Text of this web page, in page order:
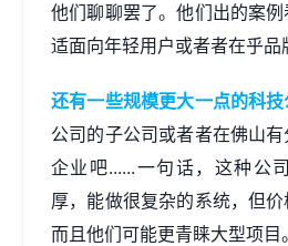
他们聊聊罢了。他们出的案
适面向年轻用户或者者在乎品
还有一些规模更大一点的科技
公司的子公司或者者在佛山
企业吧......一句话，这种公
厚，能做很复杂的系统，但价
而且他们可能更青睐大型项目。